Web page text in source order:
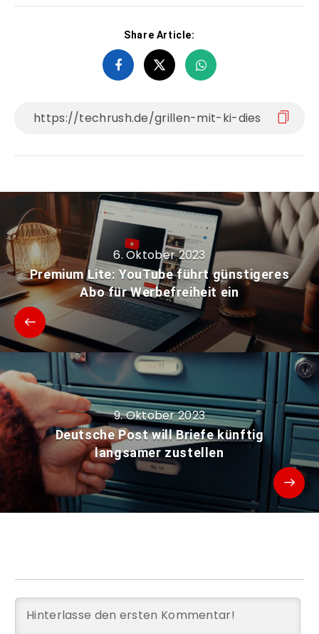
Share Article:
6. Oktober 2023
Premium Lite: YouTube führt günstigeres
Abo für Werbefreiheit ein
9. Oktober 2023
Deutsche Post will Briefe künftig
langsamer zustellen